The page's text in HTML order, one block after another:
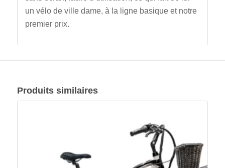
un vélo de ville dame, à la ligne basique et notre
premier prix.
Produits similaires